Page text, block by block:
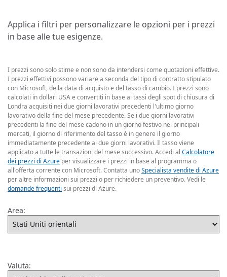
Applica i filtri per personalizzare le opzioni per i prezzi
in base alle tue esigenze.
I prezzi sono solo stime e non sono da intendersi come quotazioni effettive.
I prezzi effettivi possono variare a seconda del tipo di contratto stipulato
con Microsoft, della data di acquisto e del tasso di cambio. I prezzi sono
calcolati in dollari USA e convertiti in base ai tassi degli spot di chiusura di
Londra acquisiti nei due giorni lavorativi precedenti l'ultimo giorno
lavorativo della fine del mese precedente. Se i due giorni lavorativi
precedenti la fine del mese cadono in un giorno festivo nei principali
mercati, il giorno di riferimento del tasso è in genere il giorno
immediatamente precedente ai due giorni lavorativi. Il tasso viene
applicato a tutte le transazioni del mese successivo. Accedi al Calcolatore
dei prezzi di Azure per visualizzare i prezzi in base al programma o
all'offerta corrente con Microsoft. Contatta unoSpecialista vendite di Azure
per altre informazioni sui prezzi o per richiedere un preventivo. Vedi le
domande frequenti sui prezzi di Azure.
Area:
Valuta: